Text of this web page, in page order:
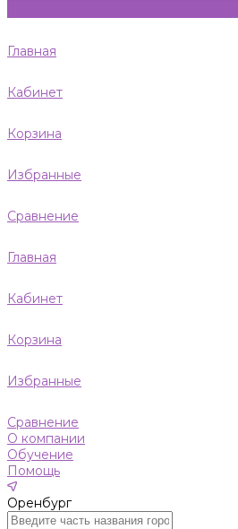
Главная
Кабинет
Корзина
Избранные
Сравнение
Главная
Кабинет
Корзина
Избранные
Сравнение
О компании
Обучение
Помощь
Оренбург